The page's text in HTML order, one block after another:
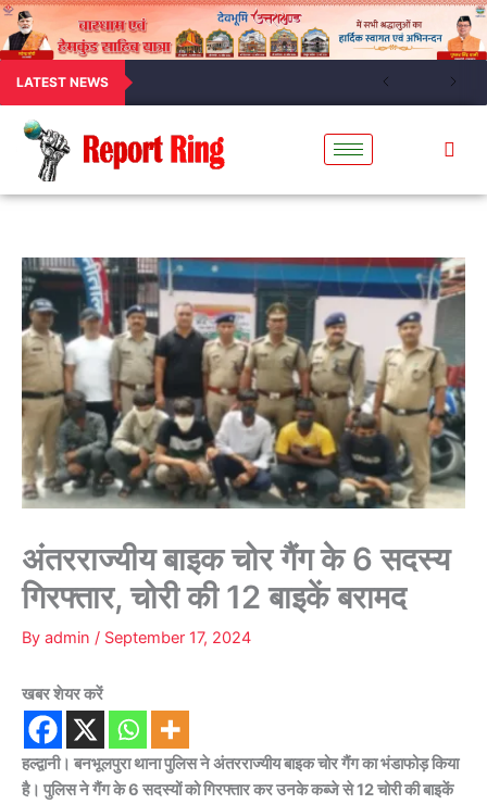
LATEST NEWS
अंतरराज्यीय बाइक चोर गैंग के 6 सदस्य
गिरफ्तार, चोरी की 12 बाइकें बरामद
By admin / September 17, 2024
खबर शेयर करें
हल्द्वानी। बनभूलपुरा थाना पुलिस ने अंतरराज्यीय बाइक चोर गैंग का भंडाफोड़ किया
है। पुलिस ने गैंग के 6 सदस्यों को गिरफ्तार कर उनके कब्जे से 12 चोरी की बाइकें